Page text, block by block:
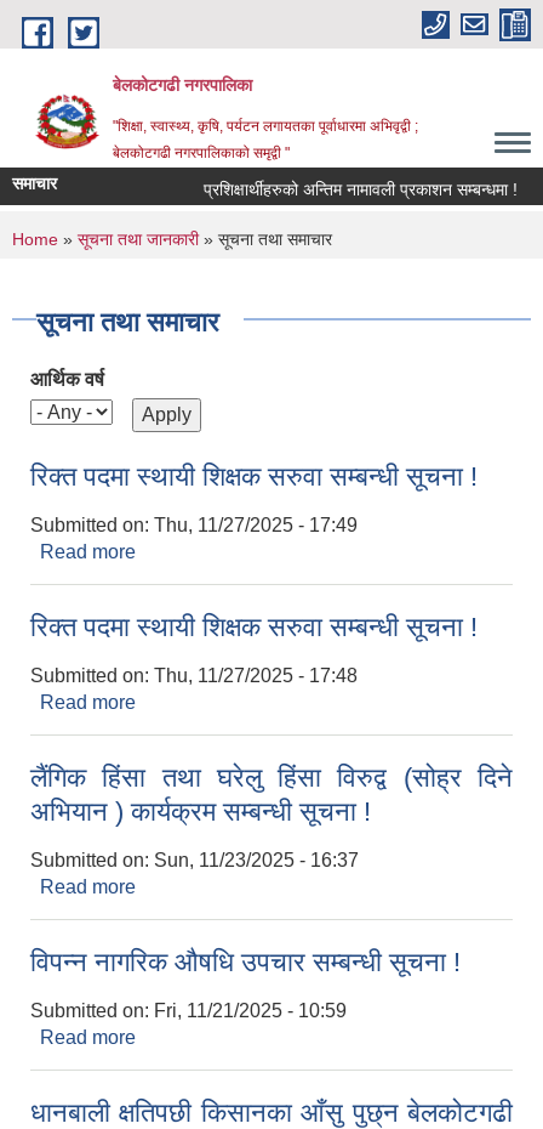
Skip to main content
बेलकोटगढी नगरपालिका
"शिक्षा, स्वास्थ्य, कृषि, पर्यटन लगायतका पूर्वाधारमा अभिवृद्वी ;
बेलकोटगढी नगरपालिकाको समृद्वी "
समाचार प्रशिक्षार्थीहरुको अन्तिम नामावली प्रकाशन सम्बन्धमा !
You are here
Home » सूचना तथा जानकारी» सूचना तथा समाचार
सूचना तथा समाचार
आर्थिक वर्ष
रिक्त पदमा स्थायी शिक्षक सरुवा सम्बन्धी सूचना !
Submitted on: Thu, 11/27/2025 - 17:49
Read more
रिक्त पदमा स्थायी शिक्षक सरुवा सम्बन्धी सूचना !
Submitted on: Thu, 11/27/2025 - 17:48
Read more
लैंगिक हिंसा तथा घरेलु हिंसा विरुद्व (सोह्र दिने
अभियान ) कार्यक्रम सम्बन्धी सूचना !
Submitted on: Sun, 11/23/2025 - 16:37
Read more
विपन्न नागरिक औषधि उपचार सम्बन्धी सूचना !
Submitted on: Fri, 11/21/2025 - 10:59
Read more
धानबाली क्षतिपछी किसानका आँसु पुछ्न बेलकोटगढी